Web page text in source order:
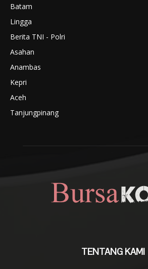
Batam
Lingga
Berita TNI - Polri
Asahan
Anambas
Kepri
Aceh
Tanjungpinang
TENTANG KAMI